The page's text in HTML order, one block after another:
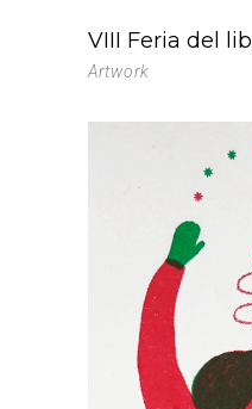
VIII Feria del
Artwork